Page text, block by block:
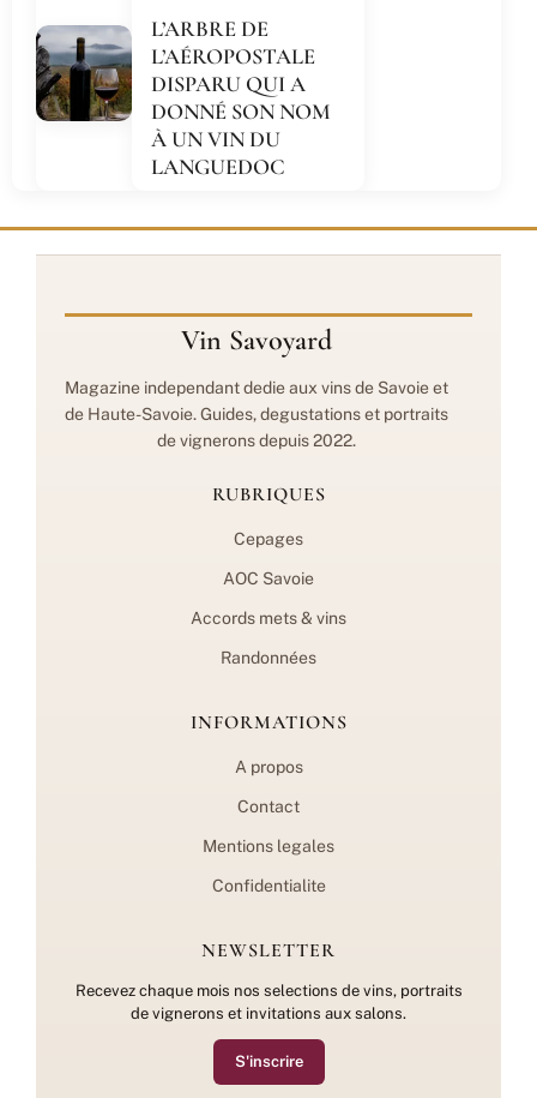
L’ARBRE DE
L’AÉROPOSTALE
DISPARU QUI A
DONNÉ SON NOM
À UN VIN DU
LANGUEDOC
Vin Savoyard
Magazine independant dedie aux vins de Savoie et
de Haute-Savoie. Guides, degustations et portraits
de vignerons depuis 2022.
RUBRIQUES
Cepages
AOC Savoie
Accords mets & vins
Randonnées
INFORMATIONS
A propos
Contact
Mentions legales
Confidentialite
NEWSLETTER
Recevez chaque mois nos selections de vins, portraits
de vignerons et invitations aux salons.
S'inscrire